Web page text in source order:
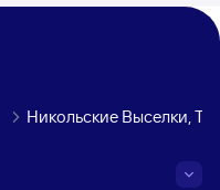
Никольские Выселки,